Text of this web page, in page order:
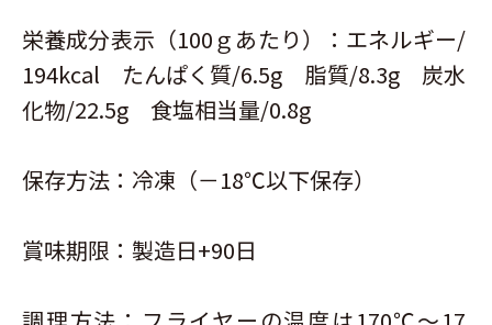
栄養成分表示（100ｇあたり）：エネルギー/
194kcal たんぱく質/6.5g 脂質/8.3g 炭水
化物/22.5g 食塩相当量/0.8g
保存方法：冷凍（－18℃以下保存）
賞味期限：製造日+90日